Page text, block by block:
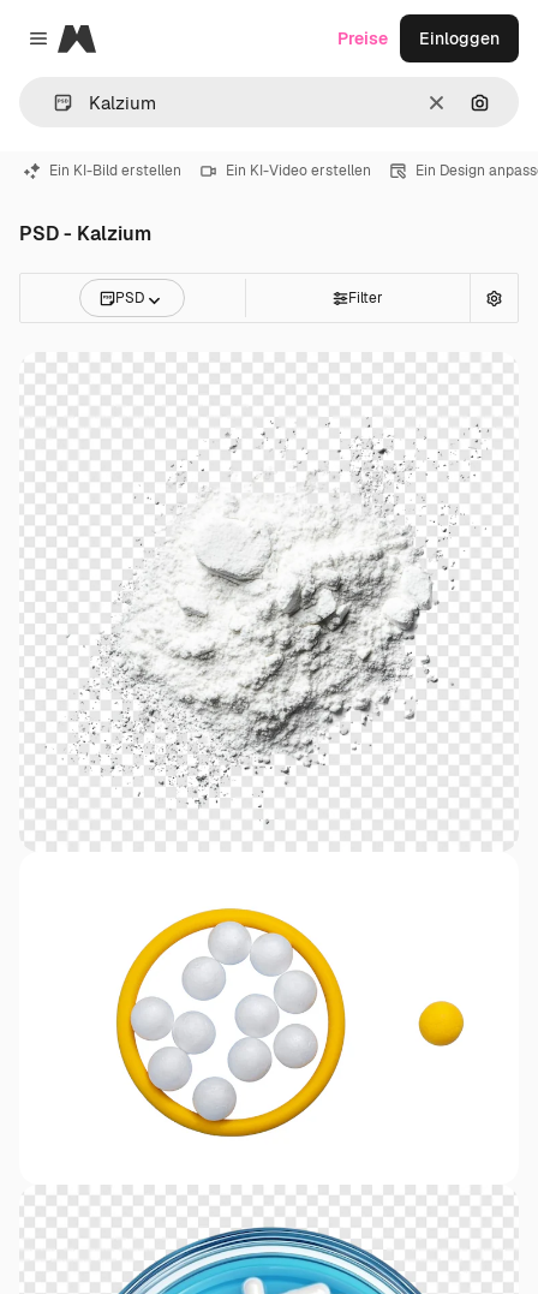
Close menu
Magnific
LöschenNach
Preise Einloggen
Ein KI-Bild erstellen Ein KI-Video erstellen Ein Design
PSD - Kalzium
PSD Filter